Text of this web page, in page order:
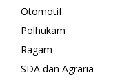
Otomotif
Polhukam
Ragam
SDA dan Agraria